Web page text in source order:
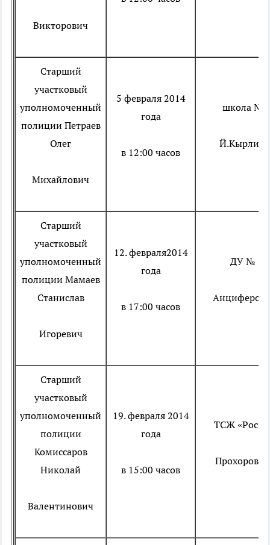
Викторович
Старший
участковый
уполномоченный
полиции Петраев
Олег
Михайлович
5 февраля 2014
года
в 12:00 часов
школа №
Й.Кырли,
Старший
участковый
уполномоченный
полиции Мамаев
Станислав
Игоревич
12. февраля2014
года
в 17:00 часов
ДУ № 10
Старший
участковый
уполномоченный
полиции
Комиссаров
Николай
Валентинович
19. февраля 2014
года
в 15:00 часов
ТСЖ
Прохорова,